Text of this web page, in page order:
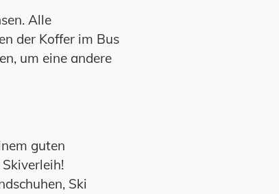
Alle
der Koffer im Bus
um eine andere
guten
Ski